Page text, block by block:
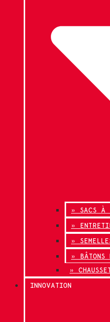
» SACS À
»
»
» BÂTONS
»
INNOVATION